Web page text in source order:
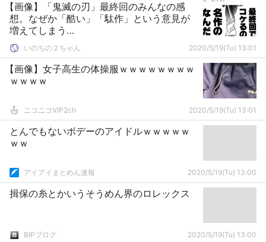
【画像】「鬼滅の刃」最終回のみんなの感
想。なぜか「酷い」「駄作」という意見が
増えてしまう…
いのちの２ちゃん 2020/5/19(Tu) 13:01
【画像】女子高生の体操服ｗｗｗｗｗｗｗｗ
ｗｗｗｗ
ニコニコVIP2ch 2020/5/19(Tu) 13:01
とんでもないボデーのアイドルｗｗｗｗｗ
ｗｗ
アイアイまとめん速報 2020/5/19(Tu) 13:00
揖保の糸とかいうそうめん界のロレックス
BIPブログ 2020/5/19(Tu) 13:00